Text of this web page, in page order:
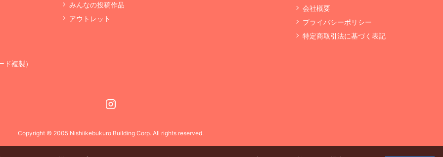
複製）
みんなの投稿作品
アウトレット
会社概要
プライバシーポリシー
特定商取引法に基づく表記
Copyright © 2005 Nishiikebukuro Building Corp. All rights reserved.